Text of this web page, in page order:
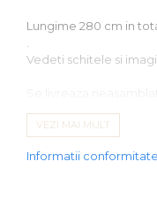
Paturi metalice
Saltele
Seturi dormitoare
Lungime 280 cm in
Vedeti schitele si
Electronicele si
VEZI MAI MULT
Informatii